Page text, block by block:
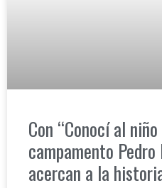
Con “Conocí al
campamento
acercan a la